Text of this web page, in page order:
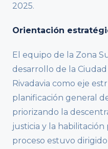
2025.
Orientación
El equipo de la Zona
desarrollo de la
Rivadavia como eje
planificación general
priorizando la
justicia y la habilitación
proceso estuvo